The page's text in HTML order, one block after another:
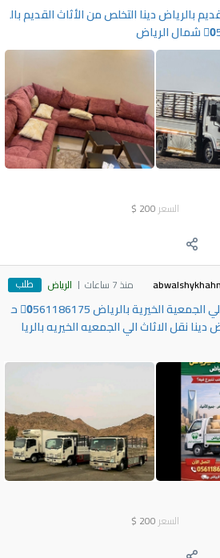
بالرياض دينا التخلص من الأثاث القديم بال
السعر 200
$
منذ 7 ساعات الرياض طلب
دينا توصيل الاثاث لي الجمعية الخيرية بالرياض 0َ561186175 ح
نقل الاثاث الي الجمعيه الخيريه بالريا
السعر 200
$